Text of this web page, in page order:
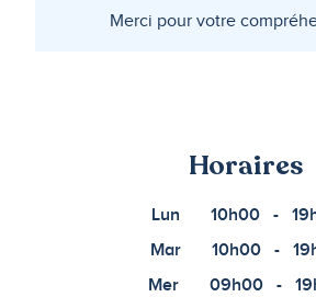
Merci pour votre
Horaires
Lun 10h00 -
Mar
10h00 -
Mer
09h00 -